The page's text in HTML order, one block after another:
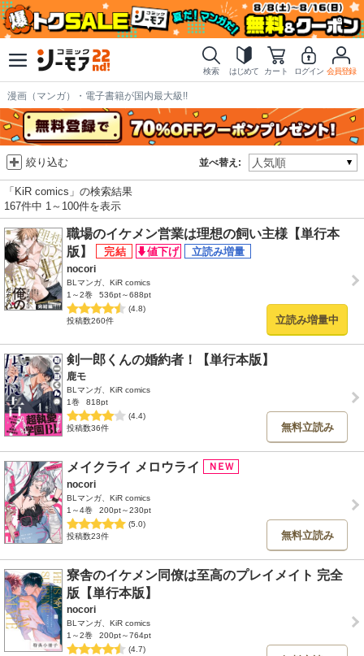
検索 はじめて カート ログイン 会員登録
漫画（マンガ）・電子書籍が国内最大級!!
並べ替え:
絞り込む
「KiR comics」の検索結果
167件中 1～100件を表示
職場のイケメン営業は理想の飼い主様【単行本
版】
nocori
BLマンガ、KiR comics
1～2巻
536pt～688pt
(4.8)
投稿数260件
立読み増量中
剣一郎くんの婚約者！【単行本版】
鹿モ
BLマンガ、KiR comics
1巻
818pt
(4.4)
投稿数36件
無料立読み
メイクライ メロウライ
nocori
BLマンガ、KiR comics
1～4巻
200pt～230pt
(5.0)
投稿数23件
無料立読み
寮舎のイケメン同僚は至高のプレイメイト 完全
版【単行本版】
nocori
BLマンガ、KiR comics
1～2巻
200pt～764pt
(4.7)